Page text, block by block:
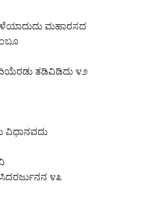
ಮಹಾರಸದ
ತಡಿವಿಡಿದು ೪೨
ವಿಧಾನವದು
೪೩